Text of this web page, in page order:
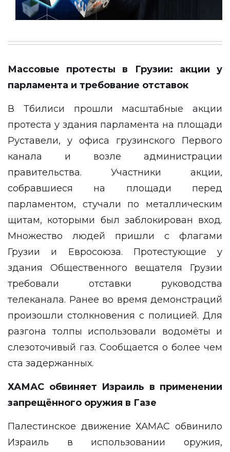
Массовые протесты в Грузии: акции у
парламента и требование отставок
В Тбилиси прошли масштабные акции
протеста у здания парламента на площади
Руставели, у офиса грузинского Первого
канала и возле администрации
правительства. Участники акции,
собравшиеся на площади перед
парламентом, стучали по металлическим
щитам, которыми был заблокирован вход.
Множество людей пришли с флагами
Грузии и Евросоюза. Протестующие у
здания Общественного вещателя Грузии
требовали отставки руководства
телеканала. Ранее во время демонстраций
произошли столкновения с полицией. Для
разгона толпы использовали водомёты и
слезоточивый газ. Сообщается о более чем
ста задержанных.
ХАМАС обвиняет Израиль в применении
запрещённого оружия в Газе
Палестинское движение ХАМАС обвинило
Израиль в использовании оружия,